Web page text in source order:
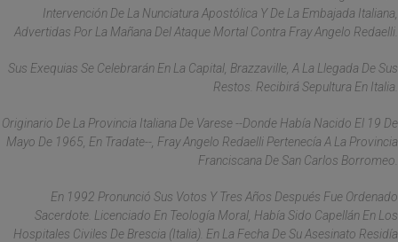
Intervención De La Nunciatura Apostólica Y De La Embajada Italiana,
Advertidas Por La Mañana Del Ataque Mortal Contra Fray Angelo Redaelli.
Sus Exequias Se Celebrarán En La Capital, Brazzaville, A La Llegada De Sus
Restos. Recibirá Sepultura En Italia.
Originario De La Provincia Italiana De Varese --Donde Había Nacido El 19 De
Mayo De 1965, En Tradate--, Fray Angelo Redaelli Pertenecía A La Provincia
Franciscana De San Carlos Borromeo.
En 1992 Pronunció Sus Votos Y Tres Años Después Fue Ordenado
Sacerdote. Licenciado En Teología Moral, Había Sido Capellán En Los
Hospitales Civiles De Brescia (Italia). En La Fecha De Su Asesinato Residía